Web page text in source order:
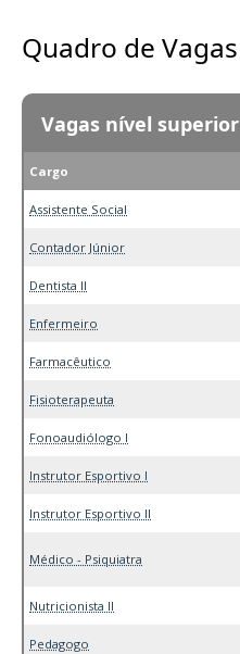
Quadro de Vagas
Vagas nível superior
Cargo
Assistente Social
Contador Júnior
Dentista II
Enfermeiro
Farmacêutico
Fisioterapeuta
Fonoaudiólogo I
Instrutor Esportivo I
Instrutor Esportivo II
Médico - Psiquiatra
Nutricionista II
Pedagogo